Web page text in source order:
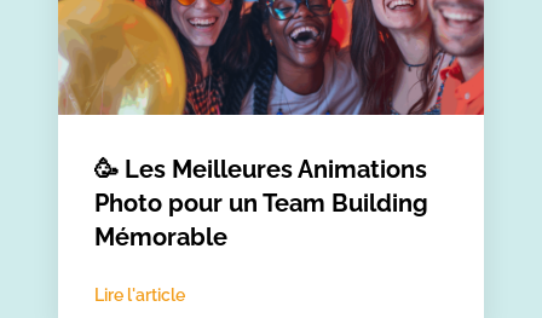
🥳 Les Meilleures Animations
Photo pour un Team Building
Mémorable
Lire l'article